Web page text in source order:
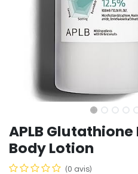
APLB
Body Lotion
(0 avis)